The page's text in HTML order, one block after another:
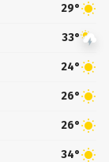
29°
33°
24°
26°
26°
34°